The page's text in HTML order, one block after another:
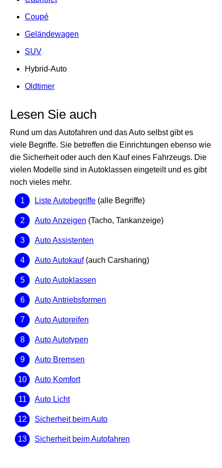
Coupé
Geländewagen
SUV
Hybrid-Auto
Oldtimer
Lesen Sie auch
Rund um das Autofahren und das Auto selbst gibt es
viele Begriffe. Sie betreffen die Einrichtungen ebenso wie
die Sicherheit oder auch den Kauf eines Fahrzeugs. Die
vielen Modelle sind in Autoklassen eingeteilt und es gibt
noch vieles mehr.
Liste Autobegriffe (alle Begriffe)
Auto Anzeigen (Tacho, Tankanzeige)
Auto Assistenten
Auto Autokauf(auch Carsharing)
Auto Autoklassen
Auto Antriebsformen
Auto Autoreifen
Auto Autotypen
Auto Bremsen
Auto Komfort
Auto Licht
Sicherheit beim Auto
Sicherheit beim Autofahren